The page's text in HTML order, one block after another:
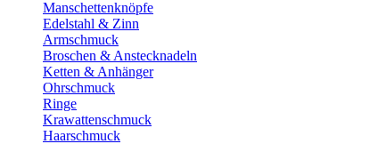
Manschettenknöpfe
Edelstahl & Zinn
Armschmuck
Broschen & Anstecknadeln
Ketten & Anhänger
Ohrschmuck
Ringe
Krawattenschmuck
Haarschmuck